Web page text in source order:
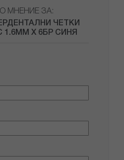
МНЕНИЕ ЗА:
ЧЕТКИ
1.6ММ Х 6БР СИНЯ